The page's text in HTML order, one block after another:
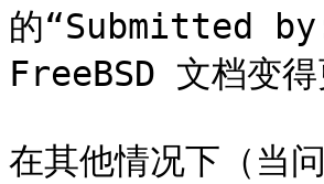
的“Submitted
FreeBSD 文档变得
在其他情况下（当